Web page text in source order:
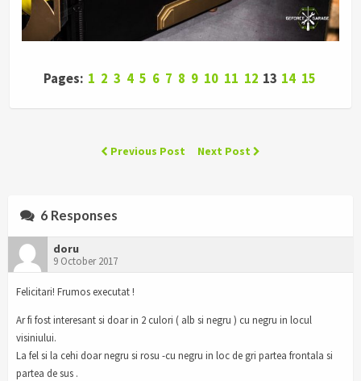
Pages: 1 2 3 4 5 6 7 8 9 10 11 12 13 14 15
Previous Post Next Post
6 Responses
doru
9 October 2017
Felicitari! Frumos executat !
Ar fi fost interesant si doar in 2 culori ( alb si negru ) cu negru in locul
visiniului.
La fel si la cehi doar negru si rosu -cu negru in loc de gri partea frontala si
partea de sus .